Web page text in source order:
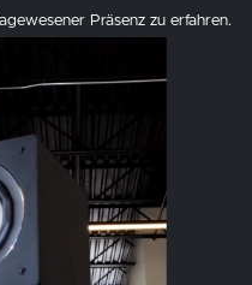
Präsenz zu erfahren.